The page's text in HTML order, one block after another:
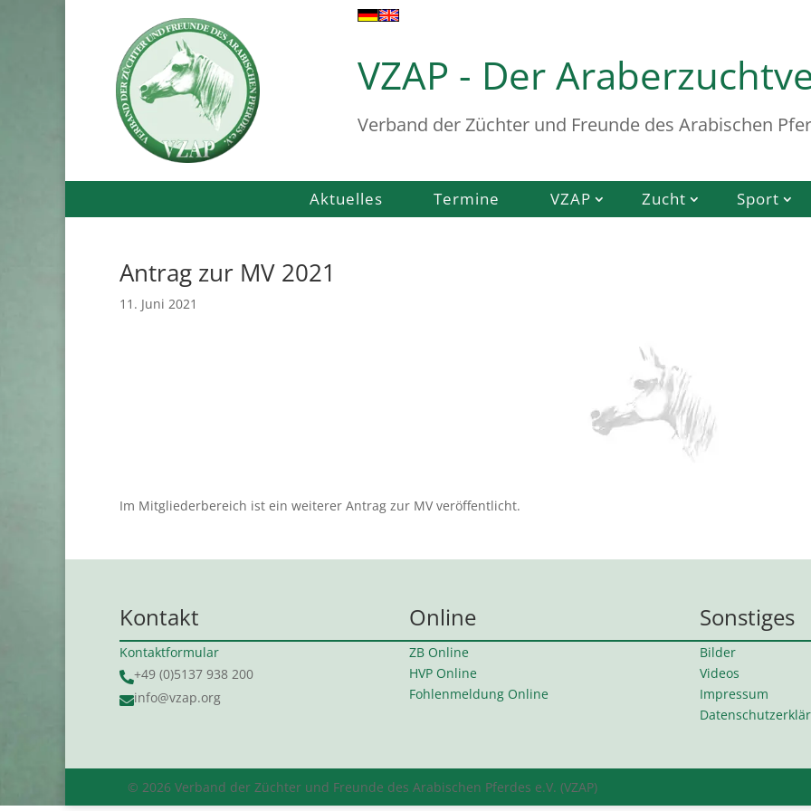
VZAP - Der
Verband der Züchter und Freunde des Arabischen
Aktuelles Termine VZAP Zucht Sport
Antrag zur MV 2021
11. Juni 2021
Im Mitgliederbereich ist ein weiterer Antrag zur MV veröffentlicht.
Kontakt
Kontaktformular
+49 (0)5137 938 200
info@vzap.org
Online
ZB Online
HVP Online
Fohlenmeldung Online
Sonstiges
Bilder
Videos
Impressum
© 2026 Verband der Züchter und Freunde des Arabischen Pferdes e.V. (VZAP)